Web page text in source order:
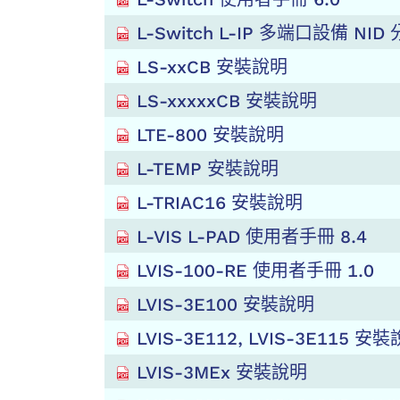
L-Switch L-IP 多端口設備 NID
LS-xxCB 安裝說明
LS-xxxxxCB 安裝說明
LTE-800 安裝說明
L-TEMP 安裝說明
L-TRIAC16 安裝說明
L-VIS L-PAD 使用者手冊 8.4
LVIS-100-RE 使用者手冊 1.0
LVIS-3E100 安裝說明
LVIS-3E112, LVIS-3E115 安裝
LVIS-3MEx 安裝說明